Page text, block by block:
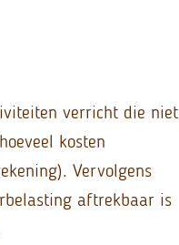
verricht die niet
kosten
Vervolgens
aftrekbaar is